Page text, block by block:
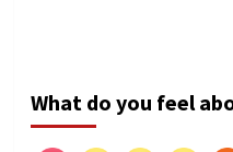
What do you feel